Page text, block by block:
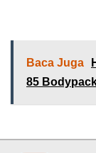
Baca Juga
85